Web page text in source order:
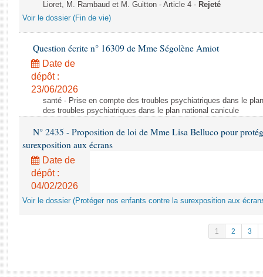
Lioret, M. Rambaud et M. Guitton - Article 4 - Rejeté
Voir le dossier (Fin de vie)
Question écrite n° 16309 de Mme Ségolène Amiot
Date de
dépôt :
23/06/2026
santé - Prise en compte des troubles psychiatriques dans le
des troubles psychiatriques dans le plan national canicule
N° 2435 - Proposition de loi de Mme Lisa Belluco pour
surexposition aux écrans
Date de
dépôt :
04/02/2026
Voir le dossier (Protéger nos enfants contre la surexposition aux
1 2 3